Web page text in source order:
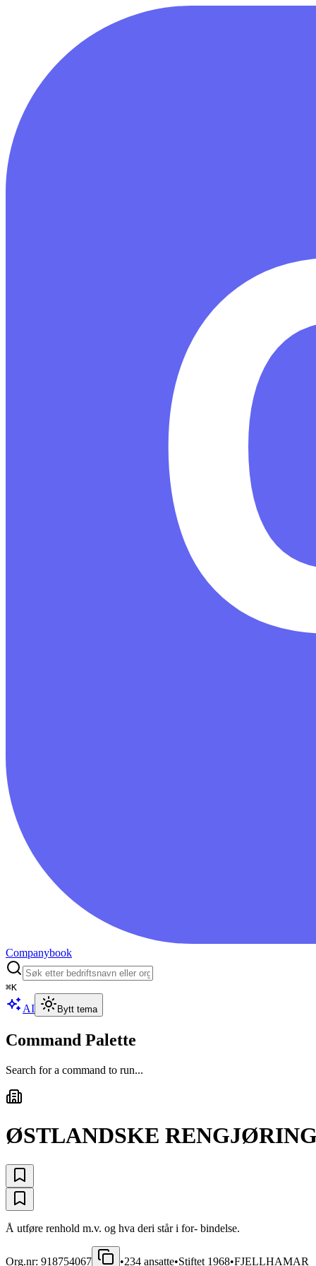
Companybook
⌘K
AI Bytt tema
Command Palette
Search for a command to run...
ØSTLANDSKE
Å utføre renhold m.v. og hva deri står i for- bindelse.
Org.nr: 918754067 •234 ansatte•Stiftet 1968•FJELLHAMAR